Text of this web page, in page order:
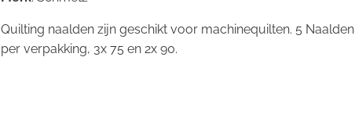
Quilting naalden zijn geschikt voor machinequilten. 5 Naalden
per verpakking, 3x 75 en 2x 90.